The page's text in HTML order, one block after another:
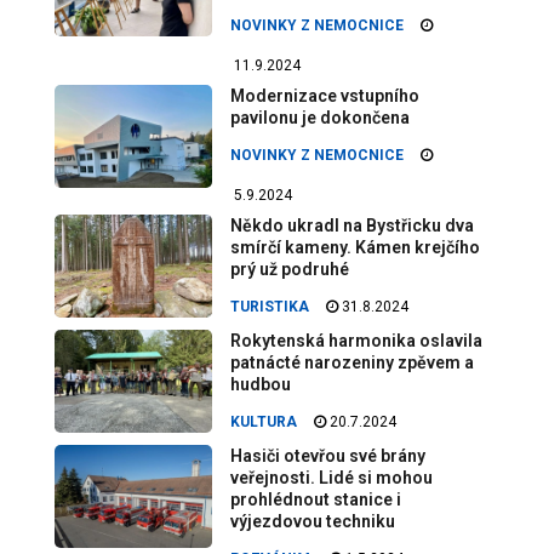
NOVINKY Z NEMOCNICE
11.9.2024
Modernizace vstupního
pavilonu je dokončena
NOVINKY Z NEMOCNICE
5.9.2024
Někdo ukradl na Bystřicku dva
smírčí kameny. Kámen krejčího
prý už podruhé
TURISTIKA 31.8.2024
Rokytenská harmonika oslavila
patnácté narozeniny zpěvem a
hudbou
KULTURA 20.7.2024
Hasiči otevřou své brány
veřejnosti. Lidé si mohou
prohlédnout stanice i
výjezdovou techniku